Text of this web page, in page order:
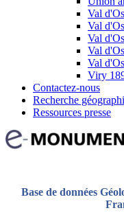
Val
Val
Val
Val
Val
Viry
Contactez-nous
Recherche
Ressources presse
Base de données